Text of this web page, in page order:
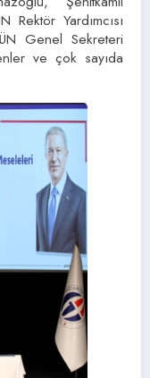
Rektör Yardımcısı
Genel Sekreteri
ve çok sayıda